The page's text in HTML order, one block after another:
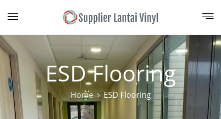
ESD Flooring
Home ESD Flooring